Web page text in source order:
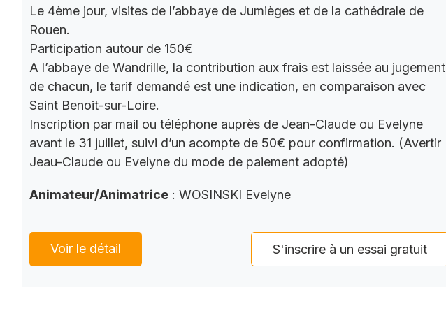
Le 4ème jour, visites de l’abbaye de Jumièges et de la cathédrale de
Rouen.
Participation autour de 150€
A l’abbaye de Wandrille, la contribution aux frais est laissée au jugement
de chacun, le tarif demandé est une indication, en comparaison avec
Saint Benoit-sur-Loire.
Inscription par mail ou téléphone auprès de Jean-Claude ou Evelyne
avant le 31 juillet, suivi d’un acompte de 50€ pour confirmation. (Avertir
Jeau-Claude ou Evelyne du mode de paiement adopté)
Animateur/Animatrice : WOSINSKI Evelyne
Voir le détail S'inscrire à un essai gratuit